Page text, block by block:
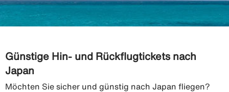
Günstige Hin- und Rückflugtickets nach
Japan
Möchten Sie sicher und günstig nach Japan fliegen?